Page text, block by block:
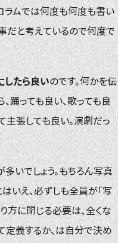
ラムでは何度も何度も書い
だと考えているので何度で
したら良いのです。何かを伝
踊っても良い、歌っても良
主張しても良い。演劇だっ
いでしょう。もちろん写真
いえ、必ずしも全員が「写
方に閉じる必要は、全くな
定義するか、は自分で決め